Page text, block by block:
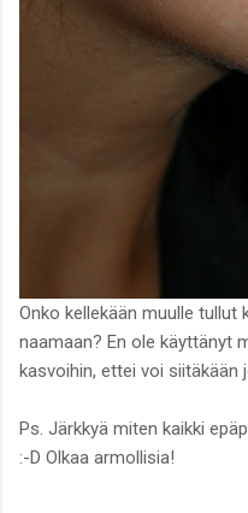
Onko kellekään muulle tullut
naamaan? En ole käyttänyt
kasvoihin, ettei voi siitäkään
Ps. Järkkyä miten kaikki
:-D Olkaa armollisia!